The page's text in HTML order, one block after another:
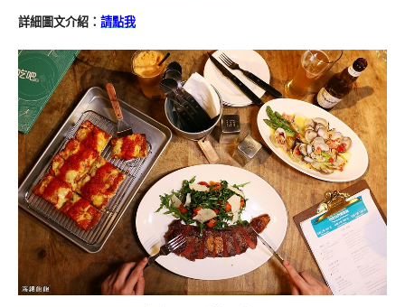
詳細圖文介紹： 請點我